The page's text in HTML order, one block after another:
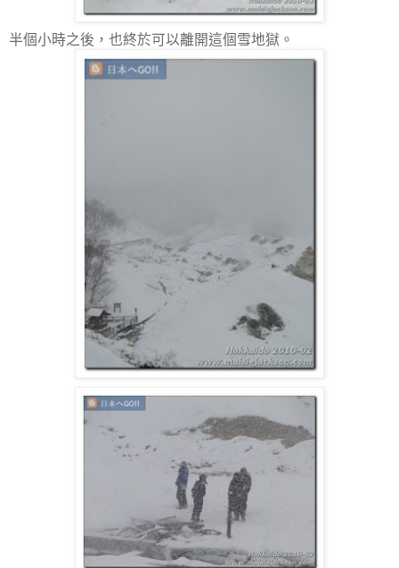
半個小時之後，也終於可以離開這個雪地獄。